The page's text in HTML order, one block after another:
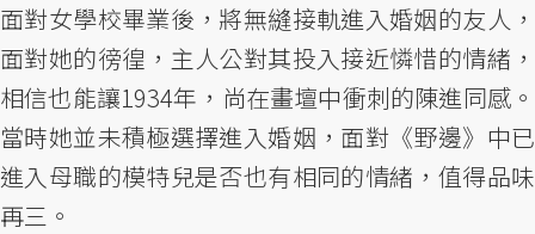
面對女學校畢業後，將無縫接軌進入婚姻的友人，
面對她的徬徨，主人公對其投入接近憐惜的情緒，
相信也能讓1934年，尚在畫壇中衝刺的陳進同感。
當時她並未積極選擇進入婚姻，面對《野邊》中已
進入母職的模特兒是否也有相同的情緒，值得品味
再三。